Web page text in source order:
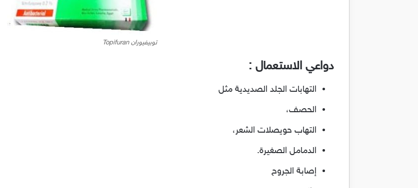
توبيفيوران Topifuran
دواعي الاستعمال :
التهابات الجلد الصديدية مثل
الحصف،
التهاب حويصلات الشعر،
الدمامل الصغيرة.
إصابة الجروح